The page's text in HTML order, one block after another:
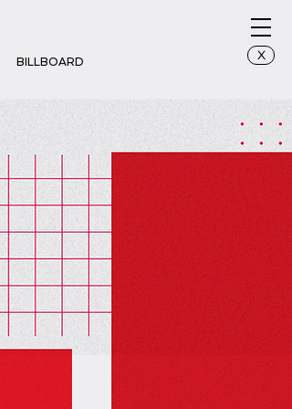
BILLBOARD X
Jl. Dipatiukur (Universitas ITHB)
(dekat ITHB)
Horizontal, 1 Side
Back Light, 2 x 4m